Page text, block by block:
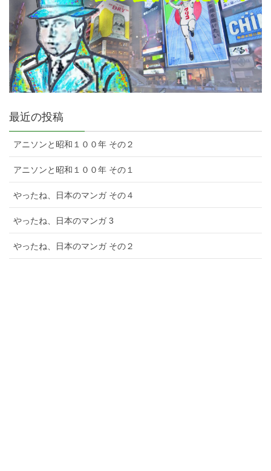
最近の投稿
アニソンと昭和１００年 その２
アニソンと昭和１００年 その１
やったね、日本のマンガ その４
やったね、日本のマンガ 3
やったね、日本のマンガ その２